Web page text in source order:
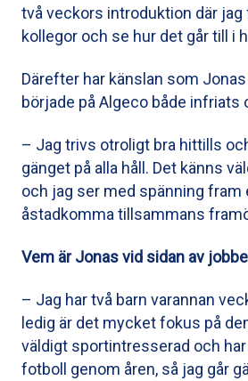
två veckors introduktion där jag
kollegor och se hur det går till i
Därefter har känslan som
började på Algeco både infriats
– Jag trivs otroligt bra hittills
gänget på alla håll. Det känns
och jag ser med spänning fram
åstadkomma tillsammans
Vem är Jonas vid sidan av
– Jag har två barn varannan
ledig är det mycket fokus på
väldigt sportintresserad och
fotboll genom åren, så jag går